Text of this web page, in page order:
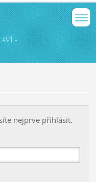
-
nejprve přihlásit.